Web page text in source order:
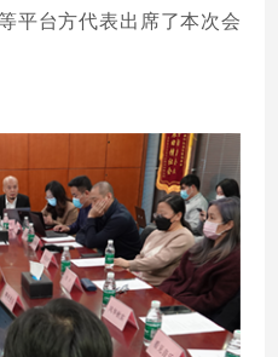
平台方代表出席了本次会